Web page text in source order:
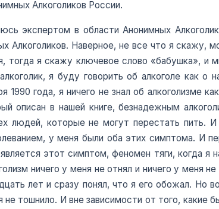
Алкоголиков России.
экспертом в области Анонимных
Алкоголиков. Наверное, не все что я скажу,
я скажу ключевое слово «бабушка», и
я буду говорить об алкоголе как о
1990 года, я ничего не знал об алкоголизме
описан в нашей книге, безнадежным
людей, которые не могут перестать пить.
у меня были оба этих симптома. И
этот симптом, феномен тяги, когда я
ничего у меня не отнял и ничего у меня
лет и сразу понял, что я его обожал. Но
тошнило. И вне зависимости от того, какие